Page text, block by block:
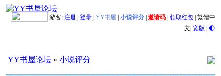
游客: 注册 登录 YY书屋 小说评分 邀请码 领取红包 繁體中
文| 宽版 | 🌓
YY书屋论坛 » 小说评分